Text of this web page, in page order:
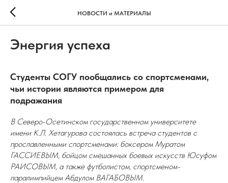
НОВОСТИ и МАТЕРИАЛЫ
Энергия успеха
Студенты СОГУ пообщались со спортсменами,
чьи истории являются примером для
подражания
В Северо-Осетинском государственном университете
имени К.Л. Хетагурова состоялась встреча студентов с
прославленными спортсменами: боксером Муратом
ГАССИЕВЫМ, бойцом смешанных боевых искусств Юсуфом
РАИСОВЫМ, а также футболистом, спортсменом-
паралимпийцем Абдулом ВАГАБОВЫМ.